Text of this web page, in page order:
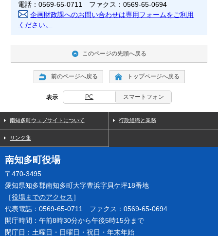
電話：0569-65-0711 ファクス：0569-65-0694
企画財政課へのお問い合わせは専用フォームをご利用
ください。
このページの先頭へ戻る
前のページへ戻る トップページへ戻る
表示 PC スマートフォン
南知多町ウェブサイトについて 行政組織と業務
リンク集
南知多町役場
〒470-3495
愛知県知多郡南知多町大字豊浜字貝ケ坪18番地
［役場までのアクセス ］
代表電話：0569-65-0711 ファクス：0569-65-0694
開庁時間：午前8時30分から午後5時15分まで
閉庁日：土曜日・日曜日・祝日・年末年始